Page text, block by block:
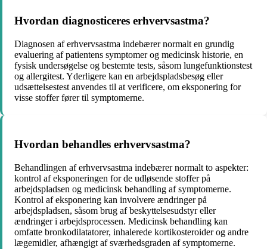
Hvordan diagnosticeres erhvervsastma?
Diagnosen af erhvervsastma indebærer normalt en grundig
evaluering af patientens symptomer og medicinsk historie, en
fysisk undersøgelse og bestemte tests, såsom lungefunktionstest
og allergitest. Yderligere kan en arbejdspladsbesøg eller
udsættelsestest anvendes til at verificere, om eksponering for
visse stoffer fører til symptomerne.
Hvordan behandles erhvervsastma?
Behandlingen af erhvervsastma indebærer normalt to aspekter:
kontrol af eksponeringen for de udløsende stoffer på
arbejdspladsen og medicinsk behandling af symptomerne.
Kontrol af eksponering kan involvere ændringer på
arbejdspladsen, såsom brug af beskyttelsesudstyr eller
ændringer i arbejdsprocessen. Medicinsk behandling kan
omfatte bronkodilatatorer, inhalerede kortikosteroider og andre
lægemidler, afhængigt af sværhedsgraden af symptomerne.